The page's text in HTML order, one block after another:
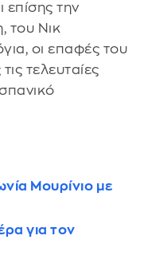
επίσης την
του Νικ
οι επαφές του
τελευταίες
Μουρίνιο με
για τον